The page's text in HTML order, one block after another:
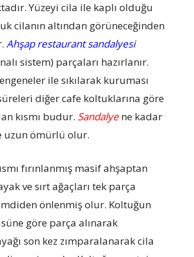
Yüzeyi cila ile kaplı olduğu
cilanın altından görüneceğinden
Ahşap restaurant sandalyesi
sistem) parçaları hazırlanır.
ile sıkılarak kuruması
diğer cafe koltuklarına göre
kısmı budur. Sandalyene kadar
uzun ömürlü olur.
fırınlanmış masif ahşaptan
ve sırt ağaçları tek parça
önlenmiş olur. Koltuğun
göre parça alınarak
son kez zımparalanarak cila